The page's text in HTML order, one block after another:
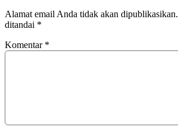
Alamat email Anda tidak akan dipublikasikan.
ditandai *
Komentar *